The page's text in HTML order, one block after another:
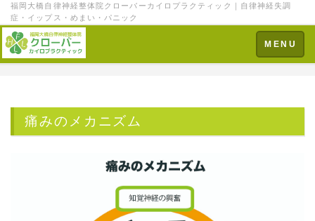
福岡大橋自律神経整体院クローバーカイロプラクティック｜自律神経失調
症・イップス・めまい・パニック
Toggle
navigation
MENU
痛みのメカニズム